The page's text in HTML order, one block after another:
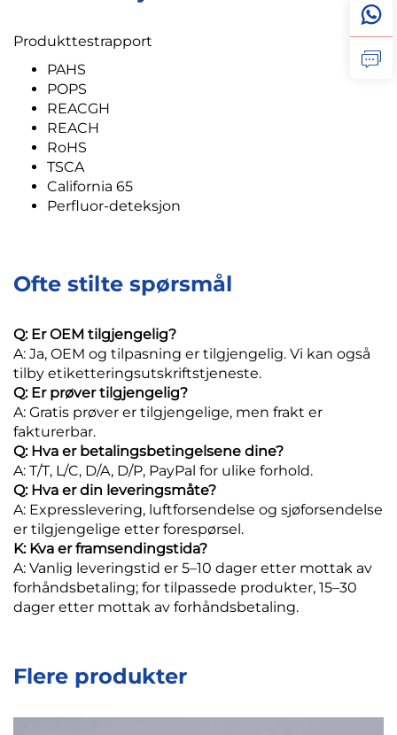
Produkttestrapport
PAHS
POPS
REACGH
REACH
RoHS
TSCA
California 65
Perfluor-deteksjon
Ofte stilte spørsmål
Q: Er OEM tilgjengelig?
A: Ja, OEM og tilpasning er tilgjengelig. Vi kan også
tilby etiketteringsutskriftstjeneste.
Q: Er prøver tilgjengelig?
A: Gratis prøver er tilgjengelige, men frakt er
fakturerbar.
Q: Hva er betalingsbetingelsene dine?
A: T/T, L/C, D/A, D/P, PayPal for ulike forhold.
Q: Hva er din leveringsmåte?
A: Expresslevering, luftforsendelse og sjøforsendelse
er tilgjengelige etter forespørsel.
K: Kva er framsendingstida?
A: Vanlig leveringstid er 5–10 dager etter mottak av
forhåndsbetaling; for tilpassede produkter, 15–30
dager etter mottak av forhåndsbetaling.
Flere produkter